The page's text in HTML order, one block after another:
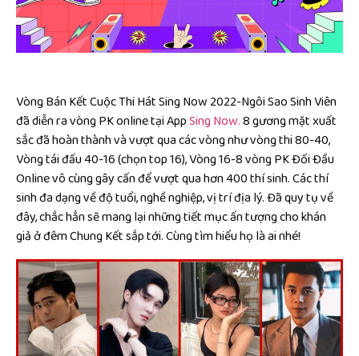
Vòng Bán Kết Cuộc Thi Hát Sing Now 2022-Ngôi Sao Sinh Viên
đã diễn ra vòng PK online tại AppSing Now.8 gương mặt xuất
sắc đã hoàn thành và vượt qua các vòng như vòng thi 80-40,
Vòng tái đấu 40-16 (chọn top 16), Vòng 16-8 vòng PK Đối Đầu
Online vô cùng gây cấn để vượt qua hơn 400 thí sinh. Các thí
sinh đa dạng về độ tuổi, nghề nghiệp, vị trí địa lý. Đã quy tụ về
đây, chắc hẳn sẽ mang lại những tiết mục ấn tượng cho khán
giả ở đêm Chung Kết sắp tới. Cùng tìm hiểu họ là ai nhé!